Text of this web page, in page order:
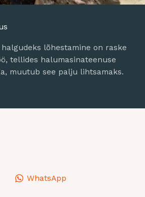
lõhestamine on raske
tellides halumasinateenuse
muutub see palju lihtsamaks.
WhatsApp